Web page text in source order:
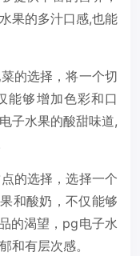
果的多汁口感,也能
的选择，将一个切
能够增加色彩和口
子水果的酸甜味道,
的选择，选择一个
和酸奶，不仅能够
的渴望，pg电子水
和有层次感。